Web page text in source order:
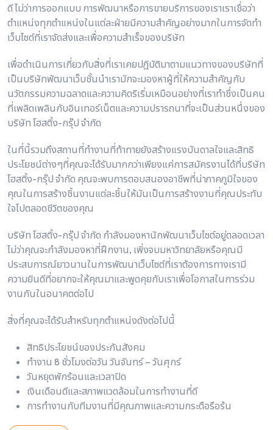
ดี ไม่ว่าการออกแบบ การพัฒนาหรือการขายบริการของเราเราเชื่อว่า
ตำแหน่งทุกตำแหน่งในแต่ละฝ่ายมีความสำคัญอย่างมากในการจัดทำ
เว็บไซต์ที่เราจัดส่งและเพื่อความสำเร็จของบริษัท
เพื่อดำเนินการเกี่ยวกับสิ่งที่เราเคยปฎิบัติมาตามแนวทางของบริษัทที่
เป็นบริษัทพัฒนาเว็บชั้นนำเรามักจะมองหาผู้ที่ให้ความสำคัญกับ
นวัตกรรมความฉลาดและความคิดริเริ่มเหมือนอย่างที่เราทำชึ่งเป็นคน
ที่เพลิดเพลินกับอินเทอร์เน็ตและความปรารถนาที่จะเป็นส่วนหนึ่งของ
บริษัท โฮสติ้ง-กรุ๊ป จำกัด
ในที่นี้รวมถึงสถานที่ทำงานที่ท้าทายยังสร้างแรงบันดาลใจและสิทธิ
ประโยชน์ต่างๆที่คุณจะได้รับมากกว่าเพียงแค่การสมัครงานได้ที่บริษัท
โฮสติ้ง-กรุ๊ป จำกัด คุณจะพบการตอบสนองอาชีพที่น่าภาคภูมิใจของ
คุณในการสร้างชิ้นงานแต่ละชิ้นให้มันเป็นการสร้างงานที่คุณประทับ
ใจไปตลอดชีวิตของคุณ
บริษัท โฮสติ้ง-กรุ๊ป จำกัด กำลังมองหานักพัฒนาเว็บไซต์อยู่ตลอดเวลา
ไม่ว่าคุณจะกำลังมองหาที่ฝึกงาน, เพิ่งจบมหาวิทยาลัยหรือคุณมี
ประสบการณ์ยาวนานในการพัฒนาเว็บไซต์ที่เราต้องการทางเรามี
ความยินดีที่อยากจะให้คุณมาและพูดคุยกับเราเพื่อโอกาสในการร่วม
งานกันในอนาคตต่อไป
สิ่งที่คุณจะได้รับสำหรับทุกตำแหน่งดังต่อไปนี้
สิทธิประโยชน์ของประกันสังคม
ทำงาน 8 ชั่วโมงต่อวัน วันจันทร์ – วันศุกร์
วันหยุดพักร้อนและเวลาปิด
เงินเดือนดีและสภาพแวดล้อมในการทำงานที่ดี
การทำงานกับทีมงานที่มีคุณภาพและความกระตือรือร้น